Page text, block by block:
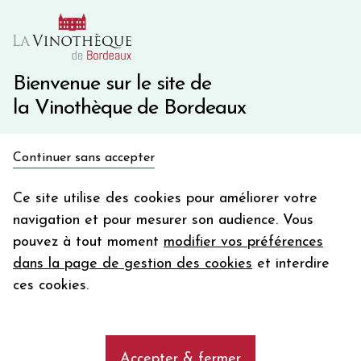
Bienvenue sur le site de
la Vinothèque de Bordeaux
Continuer sans accepter
Ce site utilise des cookies pour améliorer votre
navigation et pour mesurer son audience. Vous
pouvez à tout moment modifier vos préférences
dans la page de gestion des cookies et interdire
ces cookies.
10€ de remise immédiate sur votre première commande
Une question ?
Les vins de Lalande de Pomerol
en bon d'achat
Votre
email
En m’abonnant, j’accepte de recevoir la newsletter de la